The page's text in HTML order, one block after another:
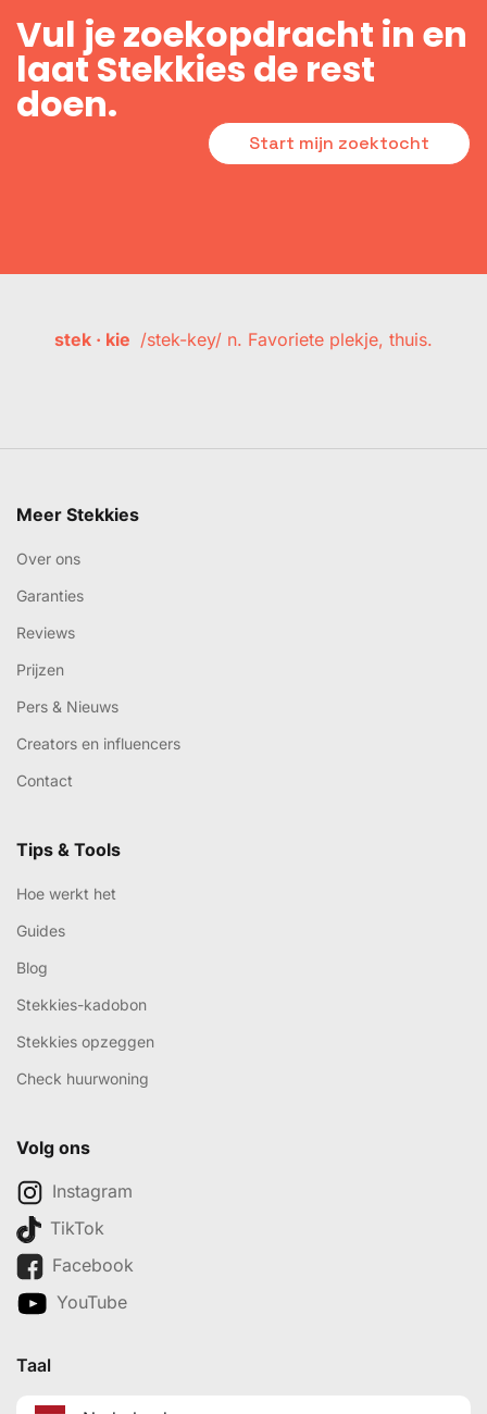
Vul je zoekopdracht in en
laat Stekkies de rest
doen.
Start mijn zoektocht
stek · kie /stek-key/ n. Favoriete plekje, thuis.
Meer Stekkies
Over ons
Garanties
Reviews
Prijzen
Pers & Nieuws
Creators en influencers
Contact
Tips & Tools
Hoe werkt het
Guides
Blog
Stekkies-kadobon
Stekkies opzeggen
Check huurwoning
Volg ons
Instagram
TikTok
Facebook
YouTube
Taal